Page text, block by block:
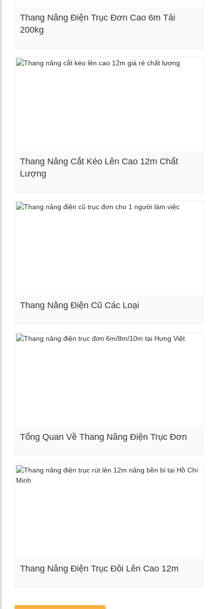
Thang Nâng Điện Trục Đơn Cao 6m Tải
200kg
Thang Nâng Cắt Kéo Lên Cao 12m Chất
Lượng
Thang Nâng Điện Cũ Các Loại
Tổng Quan Về Thang Nâng Điện Trục Đơn
Thang Nâng Điện Trục Đôi Lên Cao 12m